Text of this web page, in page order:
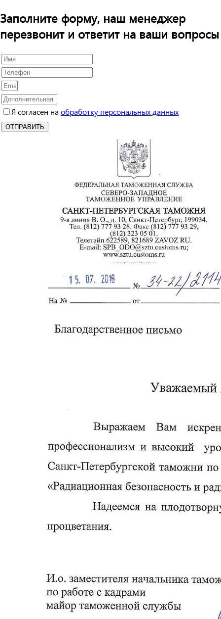
Заполните форму, наш менеджер
перезвонит и ответит на ваши вопросы
Я согласен на обработку персональных данных